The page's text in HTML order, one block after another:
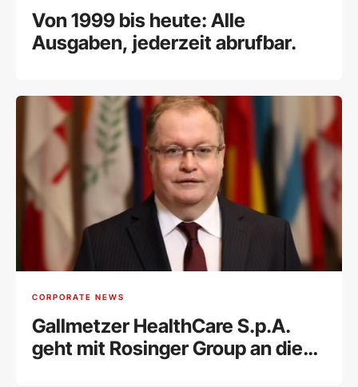
Von 1999 bis heute: Alle
Ausgaben, jederzeit abrufbar.
CORPORATE NEWS
Gallmetzer HealthCare S.p.A.
geht mit Rosinger Group an die